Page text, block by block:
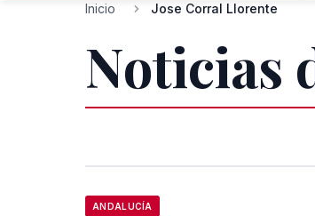
Inicio Jose Corral Llorente
Noticias
ANDALUCÍA